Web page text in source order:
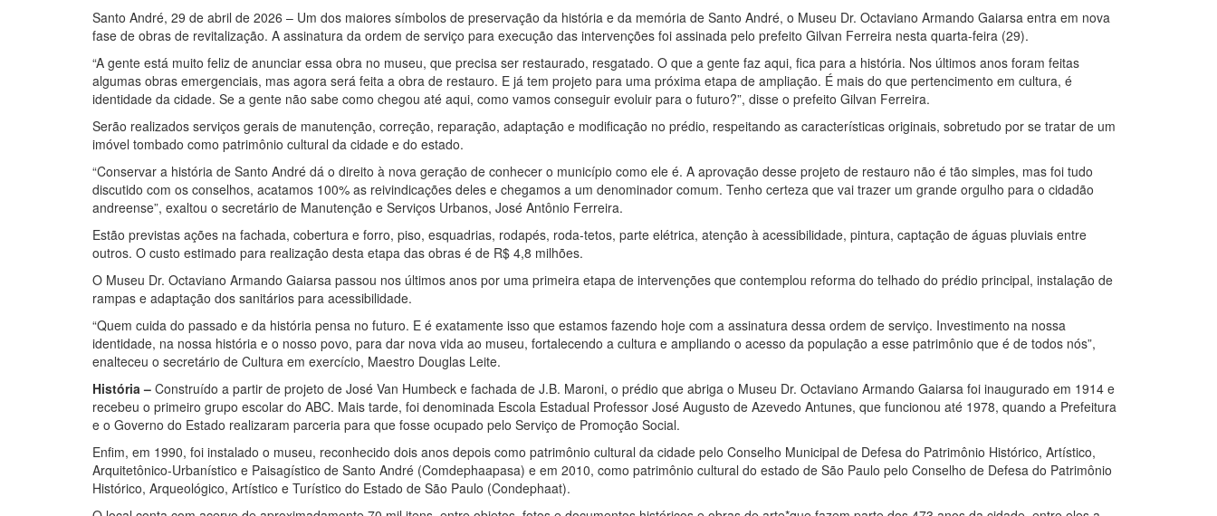
Santo André, 29 de abril de 2026 – Um dos maiores símbolos de preservação da história e da memória de Santo André, o Museu Dr. Octaviano Armando Gaiarsa entra em nova
fase de obras de revitalização. A assinatura da ordem de serviço para execução das intervenções foi assinada pelo prefeito Gilvan Ferreira nesta quarta-feira (29).
“A gente está muito feliz de anunciar essa obra no museu, que precisa ser restaurado, resgatado. O que a gente faz aqui, fica para a história. Nos últimos anos foram feitas
algumas obras emergenciais, mas agora será feita a obra de restauro. E já tem projeto para uma próxima etapa de ampliação. É mais do que pertencimento em cultura, é
identidade da cidade. Se a gente não sabe como chegou até aqui, como vamos conseguir evoluir para o futuro?”, disse o prefeito Gilvan Ferreira.
Serão realizados serviços gerais de manutenção, correção, reparação, adaptação e modificação no prédio, respeitando as características originais, sobretudo por se tratar de um
imóvel tombado como patrimônio cultural da cidade e do estado.
“Conservar a história de Santo André dá o direito à nova geração de conhecer o município como ele é. A aprovação desse projeto de restauro não é tão simples, mas foi tudo
discutido com os conselhos, acatamos 100% as reivindicações deles e chegamos a um denominador comum. Tenho certeza que vai trazer um grande orgulho para o cidadão
andreense”, exaltou o secretário de Manutenção e Serviços Urbanos, José Antônio Ferreira.
Estão previstas ações na fachada, cobertura e forro, piso, esquadrias, rodapés, roda-tetos, parte elétrica, atenção à acessibilidade, pintura, captação de águas pluviais entre
outros. O custo estimado para realização desta etapa das obras é de R$ 4,8 milhões.
O Museu Dr. Octaviano Armando Gaiarsa passou nos últimos anos por uma primeira etapa de intervenções que contemplou reforma do telhado do prédio principal, instalação de
rampas e adaptação dos sanitários para acessibilidade.
“Quem cuida do passado e da história pensa no futuro. E é exatamente isso que estamos fazendo hoje com a assinatura dessa ordem de serviço. Investimento na nossa
identidade, na nossa história e o nosso povo, para dar nova vida ao museu, fortalecendo a cultura e ampliando o acesso da população a esse patrimônio que é de todos nós”,
enalteceu o secretário de Cultura em exercício, Maestro Douglas Leite.
História – Construído a partir de projeto de José Van Humbeck e fachada de J.B. Maroni, o prédio que abriga o Museu Dr. Octaviano Armando Gaiarsa foi inaugurado em 1914 e
recebeu o primeiro grupo escolar do ABC. Mais tarde, foi denominada Escola Estadual Professor José Augusto de Azevedo Antunes, que funcionou até 1978, quando a Prefeitura
e o Governo do Estado realizaram parceria para que fosse ocupado pelo Serviço de Promoção Social.
Enfim, em 1990, foi instalado o museu, reconhecido dois anos depois como patrimônio cultural da cidade pelo Conselho Municipal de Defesa do Patrimônio Histórico, Artístico,
Arquitetônico-Urbanístico e Paisagístico de Santo André (Comdephaapasa) e em 2010, como patrimônio cultural do estado de São Paulo pelo Conselho de Defesa do Patrimônio
Histórico, Arqueológico, Artístico e Turístico do Estado de São Paulo (Condephaat).